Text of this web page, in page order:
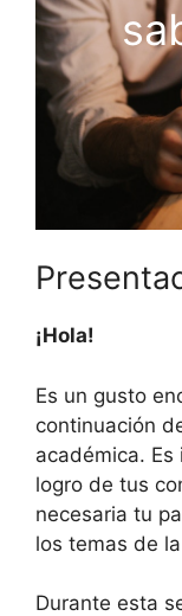
¡Hola!
Es un gusto
continuación
académica.
logro de tus
necesaria tu
los temas de
Durante esta